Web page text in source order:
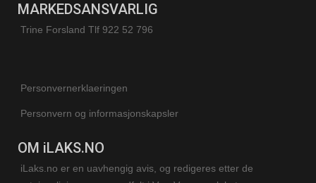
MARKEDSANSVARLIG
Trine Forsland Tlf 922 52 796
Personvernerklaeringen
Personvern og informasjonskapsler
OM iLAKS.NO
iLaks.no er en uavhengig avis, og redigeres etter de